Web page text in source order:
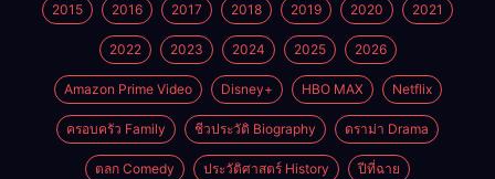
2015 2016 2017 2018 2019 2020 2021
2022 2023 2024 2025 2026
Amazon Prime Video Disney+ HBO MAX Netflix
ครอบครัว Family ชีวประวัติ Biography ดราม่า Drama
ตลก Comedy ประวัติศาสตร์ History ปีที่ฉาย